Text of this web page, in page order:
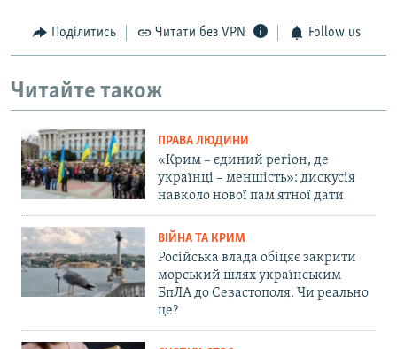
Поділитись Читати без VPN Follow us
Читайте також
ПРАВА ЛЮДИНИ
«Крим – єдиний регіон, де
українці – меншість»: дискусія
навколо нової пам'ятної дати
ВІЙНА ТА КРИМ
Російська влада обіцяє закрити
морський шлях українським
БпЛА до Севастополя. Чи реально
це?